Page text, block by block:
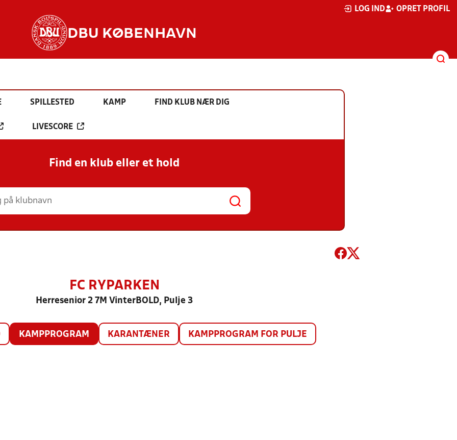
LOG IND OPRET PROFIL
DBU KØBENHAVN
SPILLESTED KAMP FIND KLUB NÆR DIG
LIVESCORE
Find en klub eller et hold
FC RYPARKEN
Herresenior 2 7M VinterBOLD, Pulje 3
KAMPPROGRAM KARANTÆNER KAMPPROGRAM FOR PULJE